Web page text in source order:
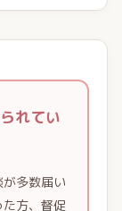
れてい
多数届い
方、督促